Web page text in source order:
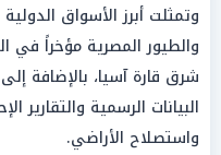
وتمثلت أبرز الأسواق
والطيور المصرية مؤخراً في
شرق قارة آسيا، بالإضافة
البيانات الرسمية والتقارير
واستصلاح الأراضي.